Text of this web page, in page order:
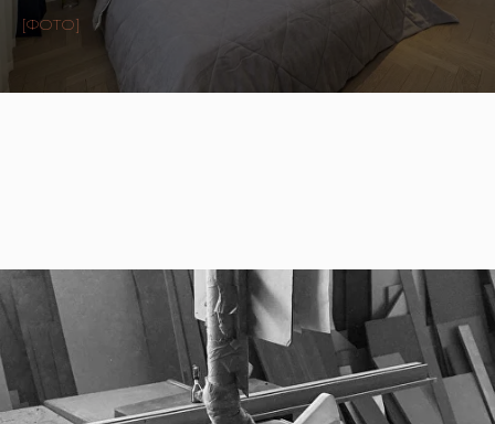
[ФОТО]
Мы создаём мебель по
индивидуальному проекту —
от первой доски до последней
ручки.
Собственное производство,
опытные мастера, внимание к
деталям.